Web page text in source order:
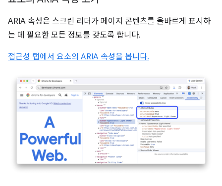
ARIA 속성은 스크린 리더가 페이지 콘텐츠를 올바르게 표시하
는 데 필요한 모든 정보를 갖도록 합니다.
접근성 탭에서 요소의 ARIA 속성을 봅니다.